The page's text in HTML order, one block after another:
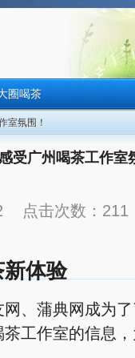
圈喝茶
室氛围！
受广州喝茶工作室
点击次数：211
新体验
、蒲典网成为
工作室的信息